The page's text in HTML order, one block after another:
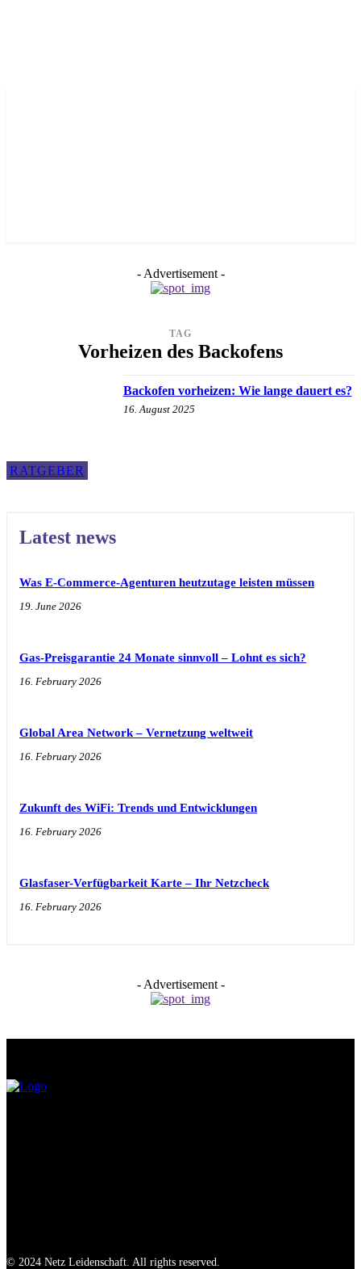
- Advertisement -
TAG
Vorheizen des Backofens
RATGEBER
Backofen vorheizen: Wie lange dauert es?
16. August 2025
Latest news
Was E-Commerce-Agenturen heutzutage leisten müssen
19. June 2026
Gas-Preisgarantie 24 Monate sinnvoll – Lohnt es sich?
16. February 2026
Global Area Network – Vernetzung weltweit
16. February 2026
Zukunft des WiFi: Trends und Entwicklungen
16. February 2026
Glasfaser-Verfügbarkeit Karte – Ihr Netzcheck
16. February 2026
- Advertisement -
© 2024 Netz Leidenschaft. All rights reserved.